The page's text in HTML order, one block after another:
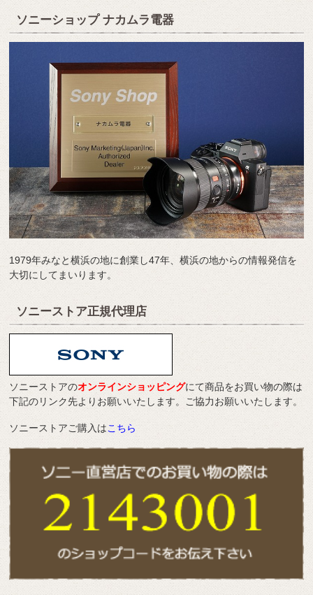
ソニーショップ ナカムラ電器
1979年みなと横浜の地に創業し47年、横浜の地からの情報発信を
大切にしてまいります。
ソニーストア正規代理店
ソニーストアのオンラインショッピングにて商品をお買い物の際は
下記のリンク先よりお願いいたします。ご協力お願いいたします。
ソニーストアご購入はこちら